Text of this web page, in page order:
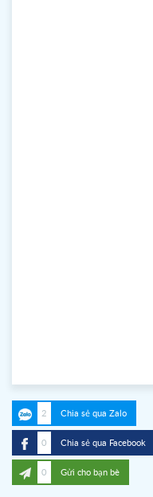
2 Chia sẻ qua Zalo
0 Chia sẻ qua Facebook
0 Gửi cho bạn bè